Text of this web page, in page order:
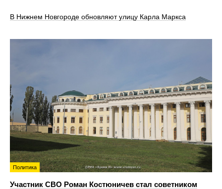
В Нижнем Новгороде обновляют улицу Карла Маркса
Политика
Участник СВО Роман Костюничев стал советником